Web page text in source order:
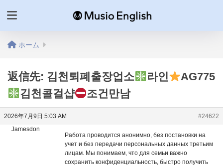
ホーム
返信先: 김천퇴폐출장업소 라인
AG775
김천콜걸샵
조건만남
2026年7月9日 5:03 AM
#24622
Jamesdon
Работа проводится анонимно, без постановки на
учет и без передачи персональных данных третьим
лицам. Мы понимаем, что для семьи важно
сохранить конфиденциальность, быстро получить